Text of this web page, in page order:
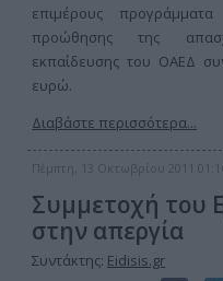
επιμέρους
προώθησης της
εκπαίδευσης του ΟΑΕΔ
ευρώ.
Διαβάστε περισσότερα...
Πέμπτη, 13 Οκτωβρίου 2011 01:16
Συμμετοχή του
στην απεργία
Συντάκτης: Eidisis.gr